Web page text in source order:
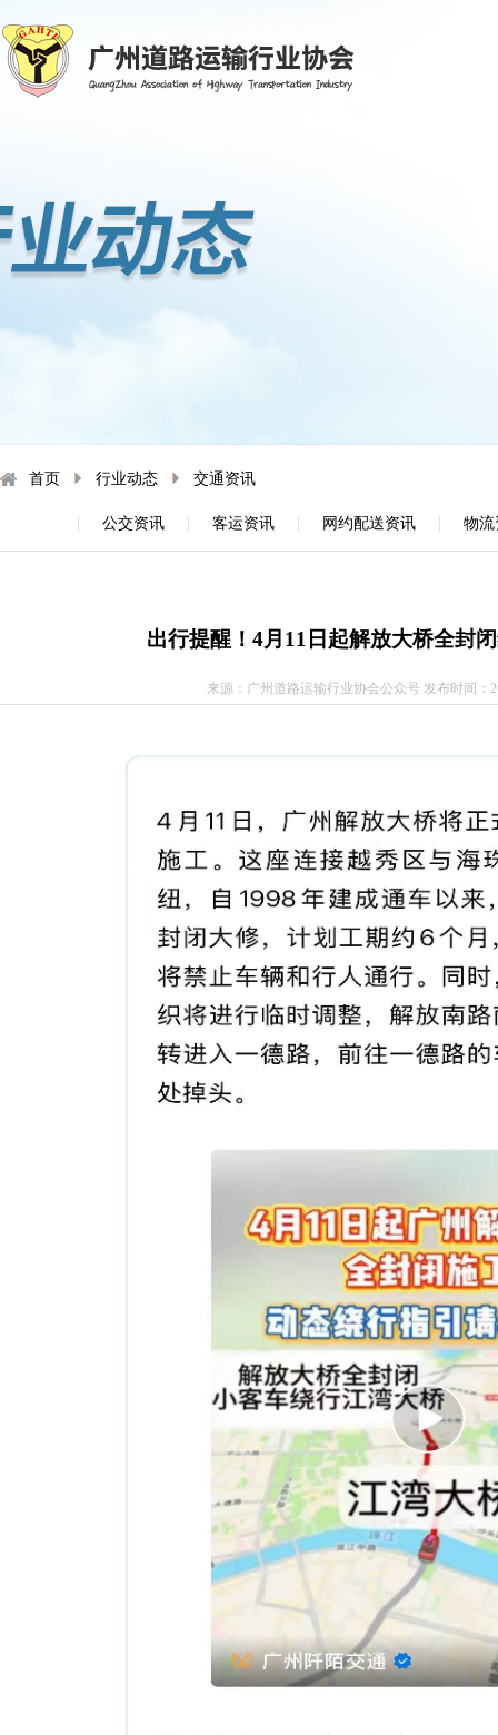
首页 行业动态 交通资讯
物流
|
网约配送资讯
|
客运资讯
|
公交资讯
|
出行提醒！4月11日起解放大桥全封
来源：广州道路运输行业协会公众号 发布时间：